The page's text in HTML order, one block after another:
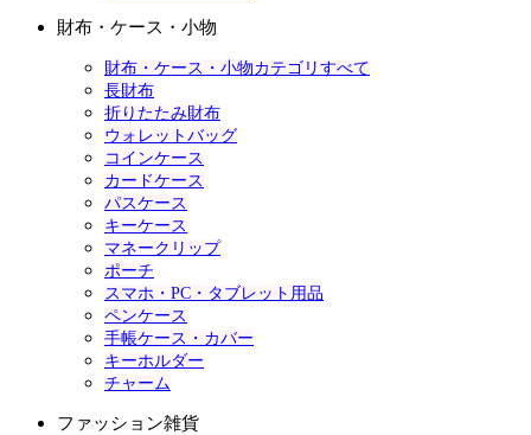
財布・ケース・小物
財布・ケース・小物カテゴリすべて
長財布
折りたたみ財布
ウォレットバッグ
コインケース
カードケース
パスケース
キーケース
マネークリップ
ポーチ
スマホ・PC・タブレット用品
ペンケース
手帳ケース・カバー
キーホルダー
チャーム
ファッション雑貨